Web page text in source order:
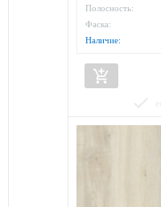
износостойкости:
Полосность:
Фаска:
Наличие:
add_shopping_cart